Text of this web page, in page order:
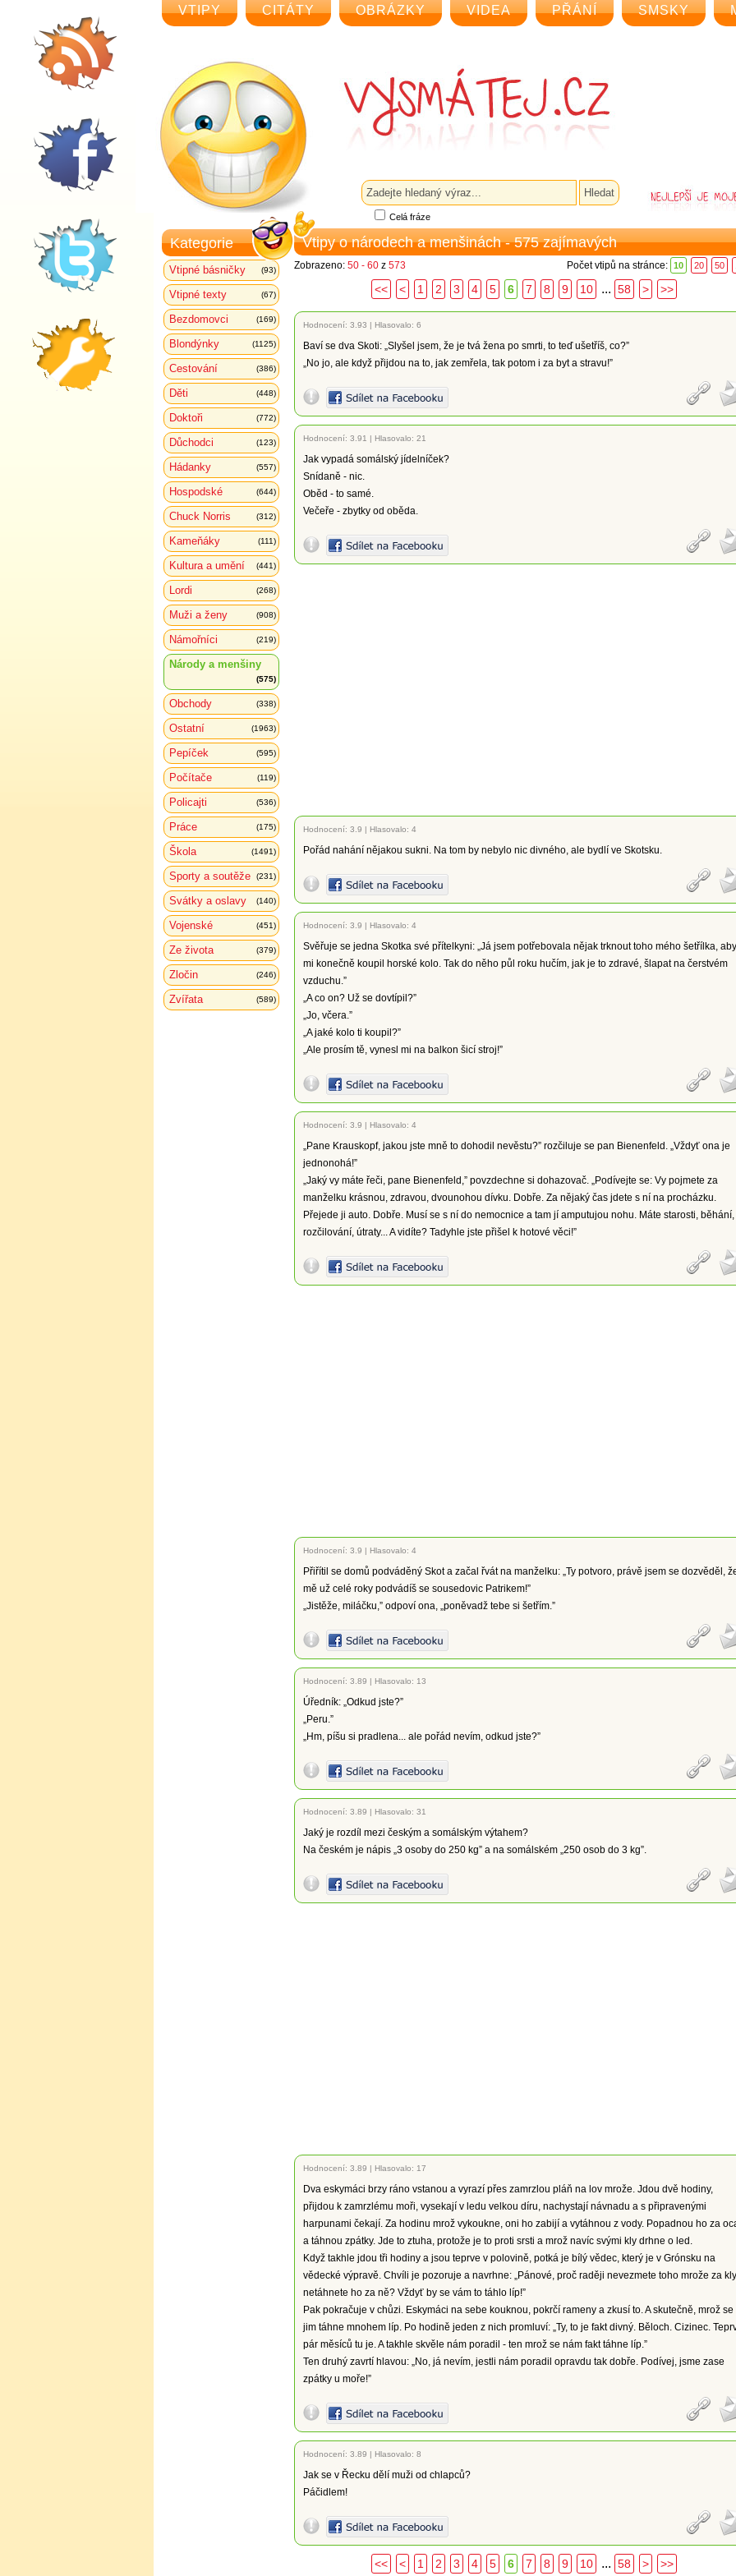
VTIPY CITÁTY OBRÁZKY VIDEA PŘÁNÍ SMSKY
Celá fráze
Kategorie
Vtipné básničky (93)
Vtipné texty (67)
Bezdomovci (169)
Blondýnky (1125)
Cestování (386)
Děti (448)
Doktoři (772)
Důchodci (123)
Hádanky (557)
Hospodské (644)
Chuck Norris (312)
Kameňáky (111)
Kultura a umění (441)
Lordi (268)
Muži a ženy (908)
Námořníci (219)
Národy a menšiny
(575)
Obchody (338)
Ostatní (1963)
Pepíček (595)
Počítače (119)
Policajti (536)
Práce (175)
Škola (1491)
Sporty a soutěže (231)
Svátky a oslavy (140)
Vojenské (451)
Ze života (379)
Zločin (246)
Zvířata (589)
Vtipy o národech a menšinách - 575 zajímavých
Zobrazeno: 50 - 60 z 573 Počet vtipů na stránce: 10 20 50
<< < 1 2 3 4 5 6 7 8 9 10 ... 58 > >>
Hodnocení: 3.93 | Hlasovalo: 6
Baví se dva Skoti: „Slyšel jsem, že je tvá žena po smrti, to teď ušetříš, co?”
„No jo, ale když přijdou na to, jak zemřela, tak potom i za byt a stravu!”
Hodnocení: 3.91 | Hlasovalo: 21
Jak vypadá somálský jídelníček?
Snídaně - nic.
Oběd - to samé.
Večeře - zbytky od oběda.
Hodnocení: 3.9 | Hlasovalo: 4
Pořád nahání nějakou sukni. Na tom by nebylo nic divného, ale bydlí ve Skotsku.
Hodnocení: 3.9 | Hlasovalo: 4
Svěřuje se jedna Skotka své přítelkyni: „Já jsem potřebovala nějak trknout toho mého šetřílka, aby
mi konečně koupil horské kolo. Tak do něho půl roku hučím, jak je to zdravé, šlapat na čerstvém
vzduchu.”
„A co on? Už se dovtípil?”
„Jo, včera.”
„A jaké kolo ti koupil?”
„Ale prosím tě, vynesl mi na balkon šicí stroj!”
Hodnocení: 3.9 | Hlasovalo: 4
„Pane Krauskopf, jakou jste mně to dohodil nevěstu?” rozčiluje se pan Bienenfeld. „Vždyť ona je
jednonohá!”
„Jaký vy máte řeči, pane Bienenfeld,” povzdechne si dohazovač. „Podívejte se: Vy pojmete za
manželku krásnou, zdravou, dvounohou dívku. Dobře. Za nějaký čas jdete s ní na procházku.
Přejede ji auto. Dobře. Musí se s ní do nemocnice a tam jí amputujou nohu. Máte starosti, běhání,
rozčilování, útraty... A vidíte? Tadyhle jste přišel k hotové věci!”
Hodnocení: 3.9 | Hlasovalo: 4
Přiřítil se domů podváděný Skot a začal řvát na manželku: „Ty potvoro, právě jsem se dozvěděl,
mě už celé roky podvádíš se sousedovic Patrikem!”
„Jistěže, miláčku,” odpoví ona, „poněvadž tebe si šetřím.”
Hodnocení: 3.89 | Hlasovalo: 13
Úředník: „Odkud jste?”
„Peru.”
„Hm, píšu si pradlena... ale pořád nevím, odkud jste?”
Hodnocení: 3.89 | Hlasovalo: 31
Jaký je rozdíl mezi českým a somálským výtahem?
Na českém je nápis „3 osoby do 250 kg” a na somálském „250 osob do 3 kg”.
Hodnocení: 3.89 | Hlasovalo: 17
Dva eskymáci brzy ráno vstanou a vyrazí přes zamrzlou pláň na lov mrože. Jdou dvě hodiny,
přijdou k zamrzlému moři, vysekají v ledu velkou díru, nachystají návnadu a s připravenými
harpunami čekají. Za hodinu mrož vykoukne, oni ho zabijí a vytáhnou z vody. Popadnou ho za
a táhnou zpátky. Jde to ztuha, protože je to proti srsti a mrož navíc svými kly drhne o led.
Když takhle jdou tři hodiny a jsou teprve v polovině, potká je bílý vědec, který je v Grónsku na
vědecké výpravě. Chvíli je pozoruje a navrhne: „Pánové, proč raději nevezmete toho mrože za
netáhnete ho za ně? Vždyť by se vám to táhlo líp!”
Pak pokračuje v chůzi. Eskymáci na sebe kouknou, pokrčí rameny a zkusí to. A skutečně, mrož se
jim táhne mnohem líp. Po hodině jeden z nich promluví: „Ty, to je fakt divný. Běloch. Cizinec.
pár měsíců tu je. A takhle skvěle nám poradil - ten mrož se nám fakt táhne líp.”
Ten druhý zavrtí hlavou: „No, já nevím, jestli nám poradil opravdu tak dobře. Podívej, jsme zase
zpátky u moře!”
Hodnocení: 3.89 | Hlasovalo: 8
Jak se v Řecku dělí muži od chlapců?
Páčidlem!
<< < 1 2 3 4 5 6 7 8 9 10 ... 58 > >>